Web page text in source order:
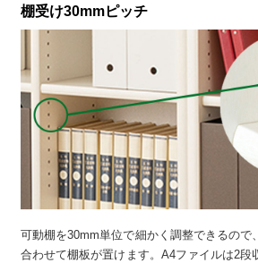
棚受け30mmピッチ
可動棚を30mm単位で細かく調整できるので
合わせて棚板が置けます。A4ファイルは2